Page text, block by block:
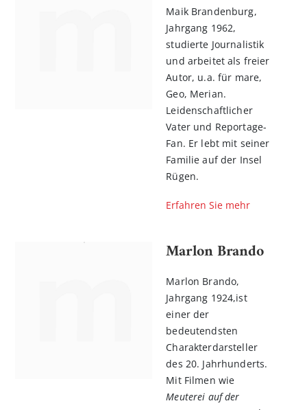
Maik Brandenburg,
Jahrgang 1962,
studierte Journalistik
und arbeitet als freier
Autor, u.a. für mare,
Geo, Merian.
Leidenschaftlicher
Vater und Reportage-
Fan. Er lebt mit seiner
Familie auf der Insel
Rügen.
Erfahren Sie mehr
Marlon Brando
Marlon Brando,
Jahrgang 1924,ist
einer der
bedeutendsten
Charakterdarsteller
des 20. Jahrhunderts.
Mit Filmen wie
Meuterei auf der